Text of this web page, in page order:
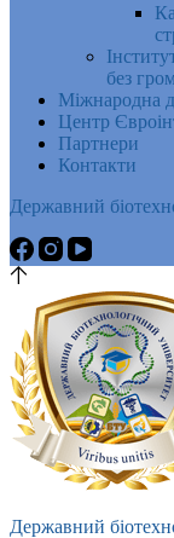
без
Міжнародна
Центр
Партнери
Контакти
Державний
Державний